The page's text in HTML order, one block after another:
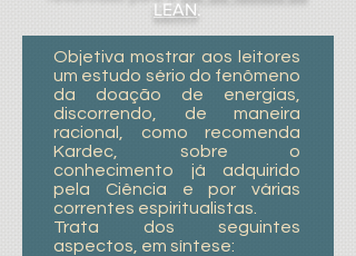
LEAN.
Objetiva mostrar aos leitores
um estudo sério do fenômeno
da doação de energias,
discorrendo, de maneira
racional, como recomenda
Kardec, sobre o
conhecimento já adquirido
pela Ciência e por várias
correntes espiritualistas.
Trata dos seguintes
aspectos, em síntese: